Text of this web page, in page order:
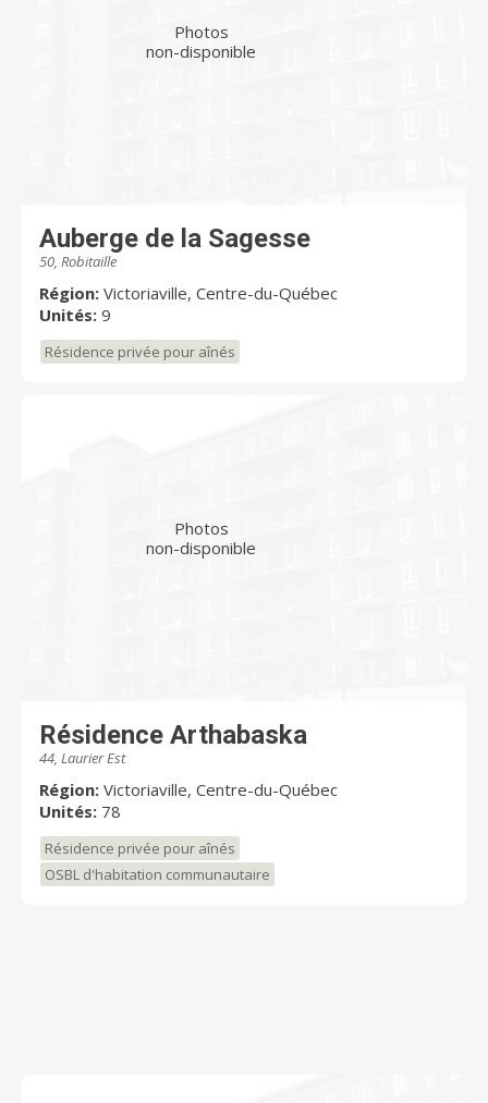
Photos
non-disponible
Auberge de la Sagesse
50, Robitaille
Région: Victoriaville, Centre-du-Québec
Unités: 9
Résidence privée pour aînés
Photos
non-disponible
Résidence Arthabaska
44, Laurier Est
Région: Victoriaville, Centre-du-Québec
Unités: 78
Résidence privée pour aînés
OSBL d'habitation communautaire